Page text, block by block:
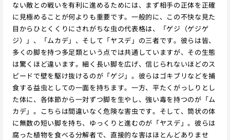
ない敵との戦いを有利に進めるためには、まず相手の正体を正確
に見極めることが何よりも重要です。一般的に、この不快な見た
目からひとくくりにされがちな虫の代表格は、「ゲジ（ゲジゲ
ジ）」、「ムカデ」、そして「ヤスデ」の三者です。彼らは皆、
多くの脚を持つ多足類という点では共通していますが、その生態
は驚くほど違います。細く長い脚を広げ、信じられないほどのス
ピードで壁を駆け抜けるのが「ゲジ」。彼らはゴキブリなどを捕
食する益虫としての一面を持ちます。一方、平たくがっしりとし
た体に、各体節から一対ずつ脚を生やし、強い毒を持つのが「ム
カデ」。こちらは間違いなく危険な害虫です。そして、筒状の体
に無数の短い脚を持ち、ゆっくりと進むのが「ヤスデ」。彼らは
腐った植物を食べる分解者で、直接的な害はほとんどありませ